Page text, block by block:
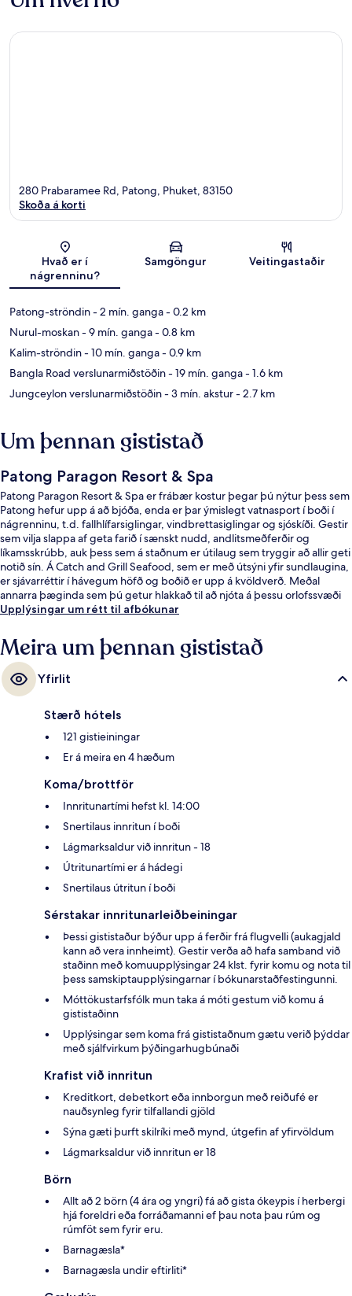
Kort
280 Prabaramee Rd, Patong, Phuket, 83150
Skoða á korti
Hvað er í
nágrenninu?
Samgöngur Veitingastaðir
Patong-ströndin- 2 mín. ganga- 0.2 km
Nurul-moskan- 9 mín. ganga- 0.8 km
Kalim-ströndin- 10 mín. ganga- 0.9 km
Bangla Road verslunarmiðstöðin- 19 mín. ganga- 1.6 km
Jungceylon verslunarmiðstöðin- 3 mín. akstur- 2.7 km
Um þennan gististað
Patong Paragon Resort & Spa
Patong Paragon Resort & Spa er frábær kostur þegar þú nýtur þess sem
Patong hefur upp á að bjóða, enda er þar ýmislegt vatnasport í boði í
nágrenninu, t.d. fallhlífarsiglingar, vindbrettasiglingar og sjóskíði. Gestir
sem vilja slappa af geta farið í sænskt nudd, andlitsmeðferðir og
líkamsskrúbb, auk þess sem á staðnum er útilaug sem tryggir að allir geti
notið sín. Á Catch and Grill Seafood, sem er með útsýni yfir sundlaugina,
er sjávarréttir í hávegum höfð og boðið er upp á kvöldverð. Meðal
annarra þæginda sem þú getur hlakkað til að njóta á þessu orlofssvæði
fyrir vandláta eru bar við sundlaugarbakkann, líkamsræktaraðstaða og
hjálpsamt starfsfólk.
Upplýsingar um rétt til afbókunar
Meira um þennan gististað
Yfirlit
Stærð hótels
121 gistieiningar
Er á meira en 4 hæðum
Koma/brottför
Innritunartími hefst kl. 14:00
Snertilaus innritun í boði
Lágmarksaldur við innritun - 18
Útritunartími er á hádegi
Snertilaus útritun í boði
Sérstakar innritunarleiðbeiningar
Þessi gististaður býður upp á ferðir frá flugvelli (aukagjald
kann að vera innheimt). Gestir verða að hafa samband við
staðinn með komuupplýsingar 24 klst. fyrir komu og nota til
þess samskiptaupplýsingarnar í bókunarstaðfestingunni.
Móttökustarfsfólk mun taka á móti gestum við komu á
gististaðinn
Upplýsingar sem koma frá gististaðnum gætu verið þýddar
með sjálfvirkum þýðingarhugbúnaði
Krafist við innritun
Kreditkort, debetkort eða innborgun með reiðufé er
nauðsynleg fyrir tilfallandi gjöld
Sýna gæti þurft skilríki með mynd, útgefin af yfirvöldum
Lágmarksaldur við innritun er 18
Börn
Allt að 2 börn (4 ára og yngri) fá að gista ókeypis í herbergi
hjá foreldri eða forráðamanni ef þau nota þau rúm og
rúmföt sem fyrir eru.
Barnagæsla*
Barnagæsla undir eftirliti*